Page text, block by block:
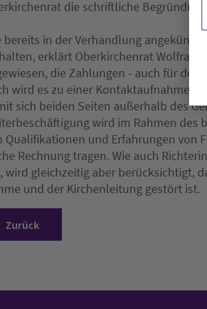
die schriftliche
bereits in der Verhandlung
erklärt Oberkirchenrat Wolfram
die Zahlungen - auch für den
wird es zu einer Kontaktaufnahme
sich beiden Seiten außerhalb des
wird im Rahmen
Qualifikationen und Erfahrungen von
Rechnung tragen. Wie auch
wird gleichzeitig aber berücksichtigt,
und der Kirchenleitung gestört ist.
Zurück